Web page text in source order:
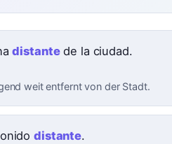
distantede la ciudad.
weit entfernt von der Stadt.
distante.